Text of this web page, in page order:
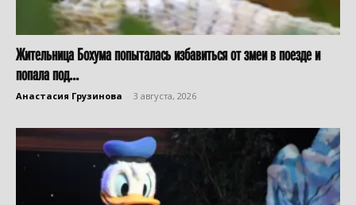
Жительница Бохума попыталась избавиться от змеи в поезде и
попала под...
Анастасия Грузинова 3 августа, 2026